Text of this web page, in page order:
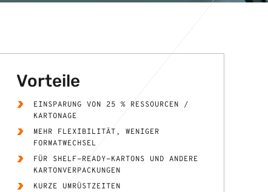
Vorteile
EINSPARUNG VON 25 % RESSOURCEN /
KARTONAGE
MEHR FLEXIBILITÄT, WENIGER
FORMATWECHSEL
FÜR SHELF-READY-KARTONS UND ANDERE
KARTONVERPACKUNGEN
KURZE UMRÜSTZEITEN